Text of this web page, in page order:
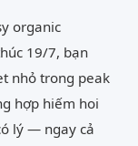
organic
19/7, bạn
nhỏ trong peak
hợp hiếm hoi
lý — ngay cả